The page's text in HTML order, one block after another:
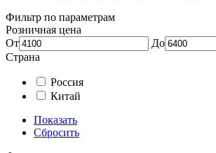
Фильтр по параметрам
Розничная цена
От
До
Страна
Россия
Китай
Показать
Сбросить